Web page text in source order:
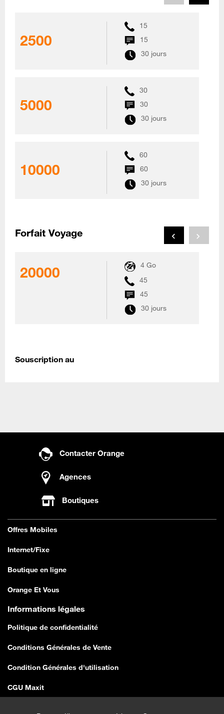
2500
15
15
30 jours
5000
30
30
30 jours
10000
60
60
30 jours
Forfait Voyage
20000
4 Go
45
45
30 jours
Souscription au
Contacter Orange
Agences
Boutiques
Offres Mobiles
Internet/Fixe
Boutique en ligne
Orange Et Vous
Informations légales
Politique de confidentialité
Conditions Générales de Vente
Condition Générales d'utilisation
CGU Maxit